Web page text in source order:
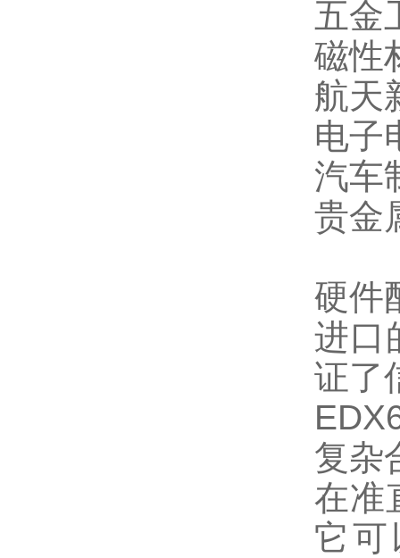
五金
磁性
航天
电子
汽车
贵金
硬件
进口
证了
复杂
在准
它可